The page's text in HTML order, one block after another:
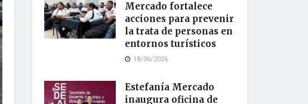
Mercado fortalece
acciones para prevenir
la trata de personas en
entornos turísticos
18/06/2026
Estefanía Mercado
inaugura oficina de